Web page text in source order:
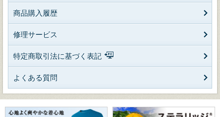
商品購入履歴
修理サービス
特定商取引法に基づく表記
よくある質問